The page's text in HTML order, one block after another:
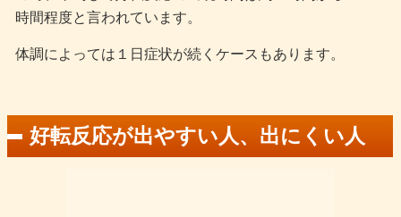
時間程度と言われています。
体調によっては１日症状が続くケースもあります。
好転反応が出やすい人、出にくい人